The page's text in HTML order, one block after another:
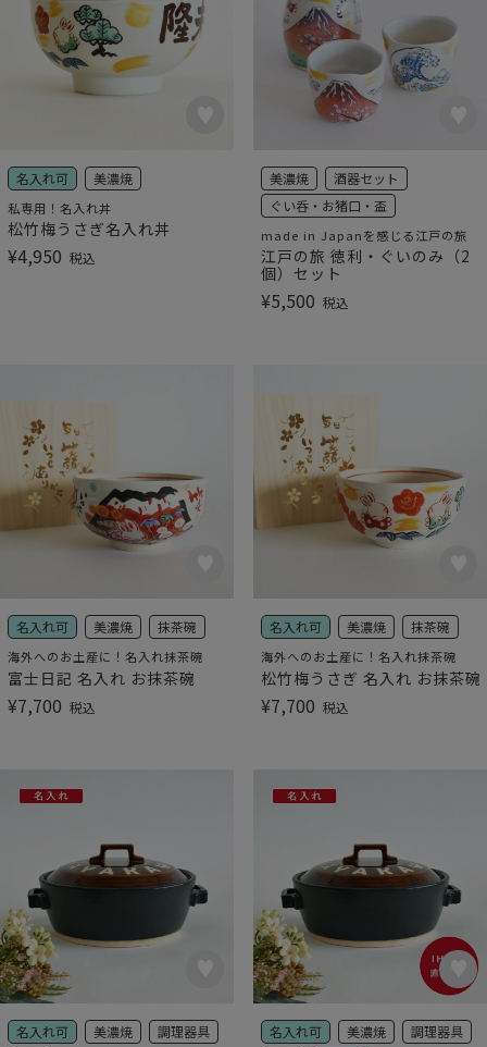
名入れ可 美濃焼
私専用！名入れ丼
松竹梅うさぎ名入れ丼
¥4,950 税込
美濃焼
酒器セット
ぐい呑・お猪口・盃
made in Japanを感じる江戸の旅
江戸の旅 徳利・ぐいのみ（2
個）セット
¥5,500 税込
名入れ可 美濃焼 抹茶碗
海外へのお土産に！名入れ抹茶碗
富士日記 名入れ お抹茶碗
¥7,700 税込
名入れ可 美濃焼 抹茶碗
海外へのお土産に！名入れ抹茶碗
松竹梅うさぎ 名入れ お抹茶碗
¥7,700 税込
名入れ可 美濃焼
調理器具
名入れ可 美濃焼
調理器具